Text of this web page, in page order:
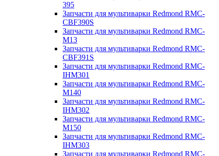
395
Запчасти для мультиварки Redmond RMC-
CBF390S
Запчасти для мультиварки Redmond RMC-
M13
Запчасти для мультиварки Redmond RMC-
CBF391S
Запчасти для мультиварки Redmond RMC-
IHM301
Запчасти для мультиварки Redmond RMC-
M140
Запчасти для мультиварки Redmond RMC-
IHM302
Запчасти для мультиварки Redmond RMC-
M150
Запчасти для мультиварки Redmond RMC-
IHM303
Запчасти для мультиварки Redmond RMC-